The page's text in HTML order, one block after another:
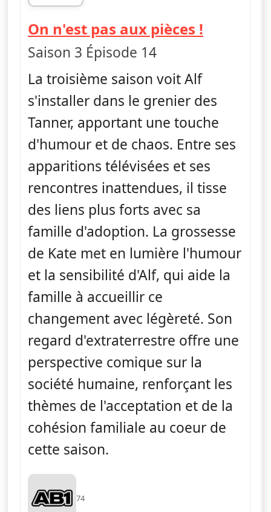
fin 18h46
On n'est pas aux pièces !
Saison 3 Épisode 14
La troisième saison voit Alf
s'installer dans le grenier des
Tanner, apportant une touche
d'humour et de chaos. Entre ses
apparitions télévisées et ses
rencontres inattendues, il tisse
des liens plus forts avec sa
famille d'adoption. La grossesse
de Kate met en lumière l'humour
et la sensibilité d'Alf, qui aide la
famille à accueillir ce
changement avec légèreté. Son
regard d'extraterrestre offre une
perspective comique sur la
société humaine, renforçant les
thèmes de l'acceptation et de la
cohésion familiale au coeur de
cette saison.
74